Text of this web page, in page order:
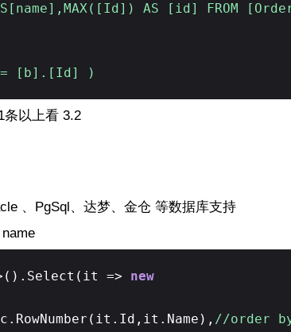
AS [id] FROM
[b].[Id] )
条以上看 3.2
、PgSql、达梦、金仓 等数据库支持
=> new
//order